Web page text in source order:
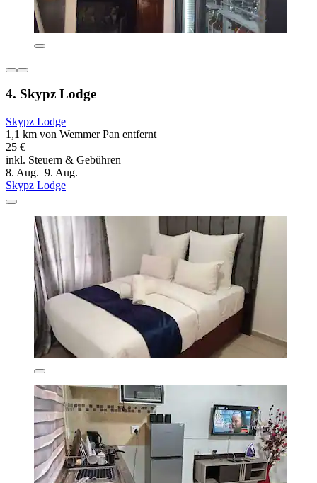
4. Skypz Lodge
Skypz Lodge
1,1 km von Wemmer Pan entfernt
25 €
inkl. Steuern & Gebühren
8. Aug.–9. Aug.
Skypz Lodge